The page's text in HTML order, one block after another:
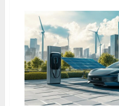
Vendeur
de
vehicule
maitrisez
les
regles
du
controle
technique